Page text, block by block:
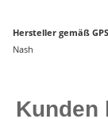
Hersteller gemäß
Nash
Kunden